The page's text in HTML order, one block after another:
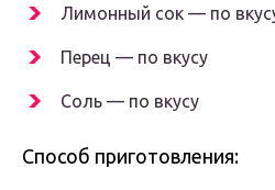
Лимонный сок — по
Перец — по вкусу
Соль — по вкусу
Способ приготовления: